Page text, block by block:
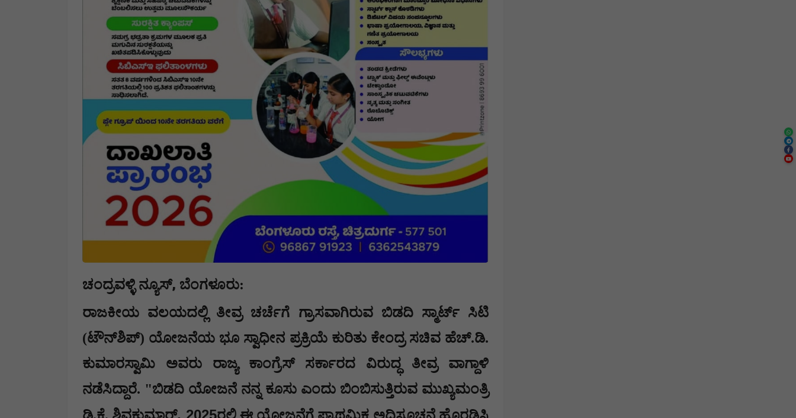
ಚಂದ್ರವಳ್ಳಿ ನ್ಯೂಸ್, ಬೆಂಗಳೂರು:
ರಾಜಕೀಯ ವಲಯದಲ್ಲಿ ತೀವ್ರ ಚರ್ಚೆಗೆ ಗ್ರಾಸವಾಗಿರುವ ಬಿಡದಿ ಸ್ಮಾರ್ಟ್ ಸಿಟಿ
(ಟೌನ್‌ಶಿಪ್) ಯೋಜನೆಯ ಭೂ ಸ್ವಾಧೀನ ಪ್ರಕ್ರಿಯೆ ಕುರಿತು ಕೇಂದ್ರ ಸಚಿವ ಹೆಚ್.ಡಿ.
ಕುಮಾರಸ್ವಾಮಿ ಅವರು ರಾಜ್ಯ ಕಾಂಗ್ರೆಸ್ ಸರ್ಕಾರದ ವಿರುದ್ಧ ತೀವ್ರ ವಾಗ್ದಾಳಿ
ನಡೆಸಿದ್ದಾರೆ. "ಬಿಡದಿ ಯೋಜನೆ ನನ್ನ ಕೂಸು ಎಂದು ಬಿಂಬಿಸುತ್ತಿರುವ ಮುಖ್ಯಮಂತ್ರಿ
, 2025